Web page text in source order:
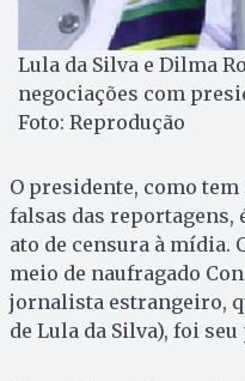
Lula da Silva e Dilma
negociações com
Foto: Reprodução
O presidente, como
falsas das reportagens,
ato de censura à mídia.
meio de naufragado
jornalista estrangeiro,
de Lula da Silva), foi